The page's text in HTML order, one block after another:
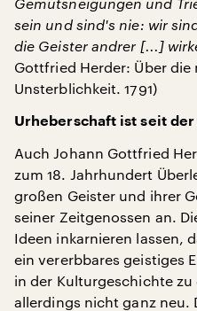
sein und sind's nie: wir
die Geister andrer [...]
Gottfried Herder: Über die
Unsterblichkeit. 1791)
Urheberschaft ist seit
Auch Johann Gottfried
zum 18. Jahrhundert
großen Geister und ihrer
seiner Zeitgenossen an.
Ideen inkarnieren lassen,
ein vererbbares geistiges
in der Kulturgeschichte
allerdings nicht ganz neu.